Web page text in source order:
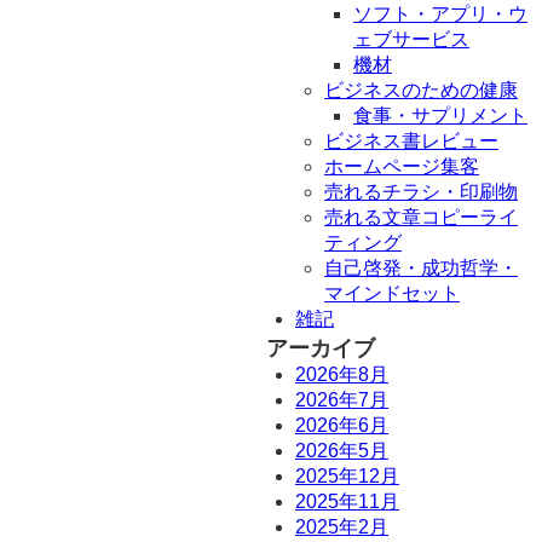
ソフト・アプリ・ウ
ェブサービス
機材
ビジネスのための健康
食事・サプリメント
ビジネス書レビュー
ホームページ集客
売れるチラシ・印刷物
売れる文章コピーライ
ティング
自己啓発・成功哲学・
マインドセット
雑記
アーカイブ
2026年8月
2026年7月
2026年6月
2026年5月
2025年12月
2025年11月
2025年2月